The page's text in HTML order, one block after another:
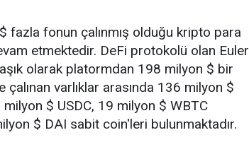
fazla fonun çalınmış olduğu kripto para
etmektedir. DeFi protokolü olan Euler
olarak platormdan 198 milyon $ bir
çalınan varlıklar arasında 136 milyon $
$ USDC, 19 milyon $ WBTC
$ DAI sabit coin'leri bulunmaktadır.